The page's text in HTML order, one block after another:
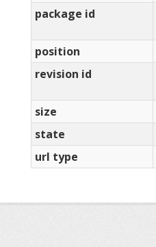
package id
position
revision id
size
state
url type